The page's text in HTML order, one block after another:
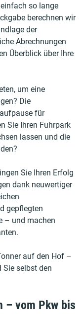
so lange
berechnen wir
der
Abrechnungen
Überblick über Ihre
um eine
Die
für
Sie Ihren Fuhrpark
lassen und die
Sie Ihren Erfolg
dank neuwertiger
gepflegten
– und machen
auf den Hof –
selbst den
– vom Pkw bis